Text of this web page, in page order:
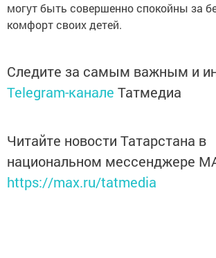
могут быть совершенно спокойны за
комфорт своих детей.
Следите за самым важным и
Telegram-канале Татмедиа
Читайте новости Татарстана в
национальном мессенджере
https://max.ru/tatmedia